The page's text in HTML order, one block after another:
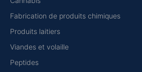
Fabrication de produits chimiques
Produits laitiers
Viandes et volaille
Peptides